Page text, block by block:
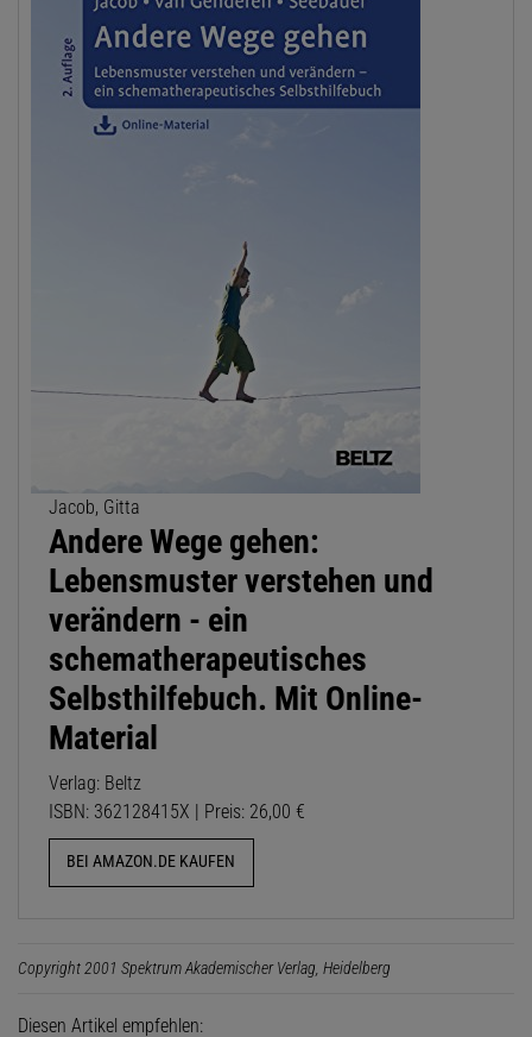
Jacob, Gitta
Andere Wege gehen:
Lebensmuster verstehen und
verändern - ein
schematherapeutisches
Selbsthilfebuch. Mit Online-
Material
Verlag: Beltz
ISBN: 362128415X | Preis: 26,00 €
BEI AMAZON.DE KAUFEN
Copyright 2001 Spektrum Akademischer Verlag, Heidelberg
Diesen Artikel empfehlen: